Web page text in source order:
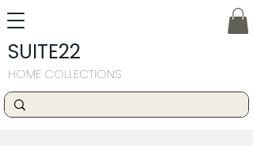
SUITE22
HOME COLLECTIONS